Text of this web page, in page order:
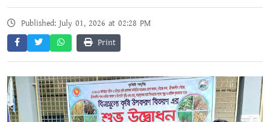
Published: July 01, 2026 at 02:28 PM
Print